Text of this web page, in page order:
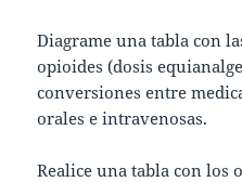
Diagrame una tabla con
opioides (dosis
conversiones entre
orales e intravenosas.
Realice una tabla con los